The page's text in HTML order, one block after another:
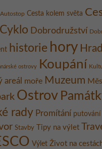
Autostop Cesta kolem světa
Cyklo Dobrodružství
historie hory Hrad
ostrovy Koupání
areál moře Muzeum
Ostrov
rady Promítání putování
Stavby Tipy na výlet
Výlet Život na